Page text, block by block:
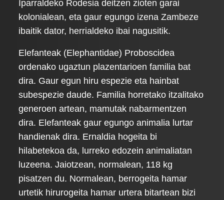
Iparraldeko Rodesia deitzen zioten garai
kolonialean, eta gaur egungo izena Zambeze
ibaitik dator, herrialdeko ibai nagusitik.
Elefanteak (Elephantidae) Proboscidea
ordenako ugaztun plazentarioen familia bat
dira. Gaur egun hiru espezie eta hainbat
subespezie daude. Familia horretako itzalitako
generoen artean, mamutak nabarmentzen
dira. Elefanteak gaur egungo animalia lurtar
handienak dira. Ernaldia hogeita bi
hilabetekoa da, lurreko edozein animaliatan
luzeena. Jaiotzean, normalean, 118 kg
pisatzen du. Normalean, berrogeita hamar
urtetik hirurogeita hamar urtera bitartean bizi